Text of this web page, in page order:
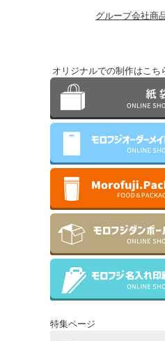
グループ会社商
オリジナルでの制作はこち
特集ページ